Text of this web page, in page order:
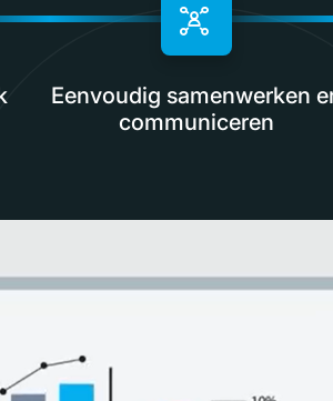
Eenvoudig samenwerken
communiceren